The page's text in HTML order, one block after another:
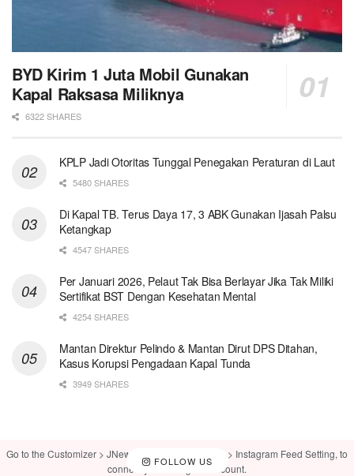
BYD Kirim 1 Juta Mobil Gunakan
Kapal Raksasa Miliknya
6322 SHARES
KPLP Jadi Otoritas Tunggal Penegakan Peraturan di Laut
5480 SHARES
Di Kapal TB. Terus Daya 17, 3 ABK Gunakan Ijasah Palsu
Ketangkap
4547 SHARES
Per Januari 2026, Pelaut Tak Bisa Berlayar Jika Tak Miliki
Sertifikat BST Dengan Kesehatan Mental
4254 SHARES
Mantan Direktur Pelindo & Mantan Dirut DPS Ditahan,
Kasus Korupsi Pengadaan Kapal Tunda
3949 SHARES
FOLLOW US
Go to the Customizer > JNews : Social, Like & View > Instagram Feed Setting, to
connect your Instagram account.